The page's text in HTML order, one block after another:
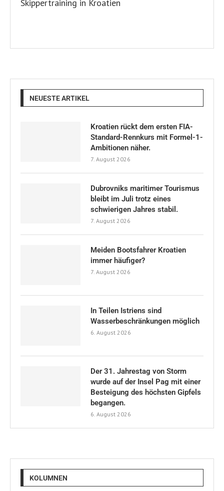
NEUESTE ARTIKEL
Kroatien rückt dem ersten FIA-
Standard-Rennkurs mit Formel-1-
Ambitionen näher.
7. August 2026
Dubrovniks maritimer Tourismus
bleibt im Juli trotz eines
schwierigen Jahres stabil.
7. August 2026
Meiden Bootsfahrer Kroatien
immer häufiger?
7. August 2026
In Teilen Istriens sind
Wasserbeschränkungen möglich
6. August 2026
Der 31. Jahrestag von Storm
wurde auf der Insel Pag mit einer
Besteigung des höchsten Gipfels
begangen.
6. August 2026
KOLUMNEN